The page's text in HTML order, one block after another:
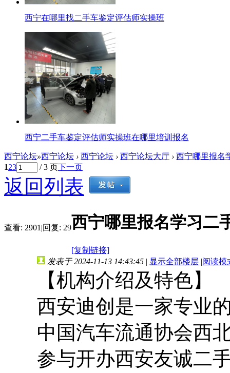
西宁在哪里找二手车鉴定评估师实操班
西宁二手车鉴定评估师实操班在哪里培训报名
西宁论坛»西宁论坛 › 西宁论坛 › 西宁论坛大厅 › 西宁哪里报名
123 / 3 页下一页
返回列表
查看: 2901 |回复: 29西宁哪里报名学习二
[复制链接]
发表于 2024-11-13 14:43:45 | 显示全部楼层 |阅读模
【机构介绍及特色】
西安迪创是一家专业
中国汽车流通协会西
参与开办西安友诚二